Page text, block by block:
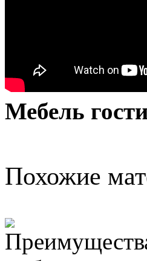
Мебель
Похожие